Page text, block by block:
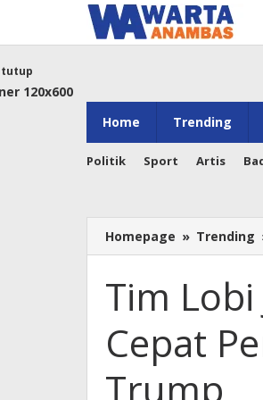
konten
Home Trending
Politik Sport Artis
tutup
Homepage » Trending
Tim Lobi
Cepat
Trump